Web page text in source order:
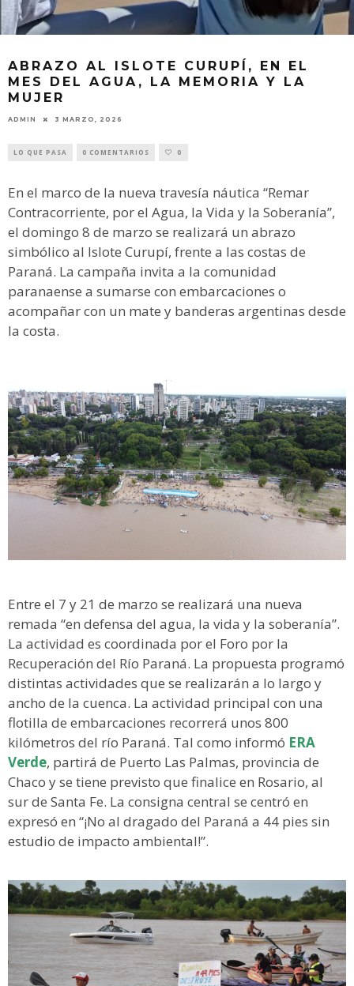
ABRAZO AL ISLOTE CURUPÍ, EN EL
MES DEL AGUA, LA MEMORIA Y LA
MUJER
ADMIN 3 MARZO, 2026
LO QUE PASA 0 COMENTARIOS 0
En el marco de la nueva travesía náutica “Remar
Contracorriente, por el Agua, la Vida y la Soberanía”,
el domingo 8 de marzo se realizará un abrazo
simbólico al Islote Curupí, frente a las costas de
Paraná. La campaña invita a la comunidad
paranaense a sumarse con embarcaciones o
acompañar con un mate y banderas argentinas desde
la costa.
Entre el 7 y 21 de marzo se realizará una nueva
remada “en defensa del agua, la vida y la soberanía”.
La actividad es coordinada por el Foro por la
Recuperación del Río Paraná. La propuesta programó
distintas actividades que se realizarán a lo largo y
ancho de la cuenca. La actividad principal con una
flotilla de embarcaciones recorrerá unos 800
kilómetros del río Paraná. Tal como informó ERA
Verde, partirá de Puerto Las Palmas, provincia de
Chaco y se tiene previsto que finalice en Rosario, al
sur de Santa Fe. La consigna central se centró en
expresó en “¡No al dragado del Paraná a 44 pies sin
estudio de impacto ambiental!”.